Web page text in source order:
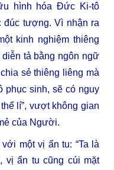
hình hóa Đức Ki-tô
đúc tượng. Vì nhận ra
kinh nghiệm thiêng
tả bằng ngôn ngữ
sẻ thiêng liêng mà
phục sinh, sẽ có nguy
lí”, vượt không gian
của Người.
một vị ẩn tu: “Ta là
vị ẩn tu cũng cúi mặt